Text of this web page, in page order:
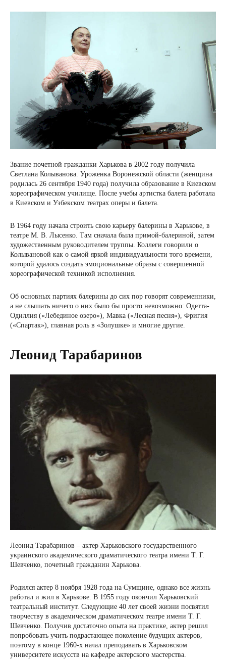
Звание почетной гражданки Харькова в 2002 году получила
Светлана Колыванова. Уроженка Воронежской области (женщина
родилась 26 сентября 1940 года) получила образование в Киевском
хореографическом училище. После учебы артистка балета работала
в Киевском и Узбекском театрах оперы и балета.
В 1964 году начала строить свою карьеру балерины в Харькове, в
театре М. В. Лысенко. Там сначала была примой-балериной, затем
художественным руководителем труппы. Коллеги говорили о
Колывановой как о самой яркой индивидуальности того времени,
которой удалось создать эмоциональные образы с совершенной
хореографической техникой исполнения.
Об основных партиях балерины до сих пор говорят современники,
а не слышать ничего о них было бы просто невозможно: Одетта-
Одиллия («Лебединое озеро»), Мавка («Лесная песня»), Фригия
(«Спартак»), главная роль в «Золушке» и многие другие.
Леонид Тарабаринов
Леонид Тарабаринов – актер Харьковского государственного
украинского академического драматического театра имени Т. Г.
Шевченко, почетный гражданин Харькова.
Родился актер 8 ноября 1928 года на Сумщине, однако все жизнь
работал и жил в Харькове. В 1955 году окончил Харьковский
театральный институт. Следующие 40 лет своей жизни посвятил
творчеству в академическом драматическом театре имени Т. Г.
Шевченко. Получив достаточно опыта на практике, актер решил
попробовать учить подрастающее поколение будущих актеров,
поэтому в конце 1960-х начал преподавать в Харьковском
университете искусств на кафедре актерского мастерства.